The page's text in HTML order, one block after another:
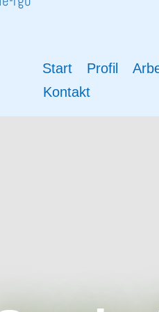
Start Profil
Kontakt